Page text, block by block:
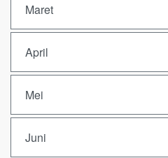
Maret
April
Mei
Juni